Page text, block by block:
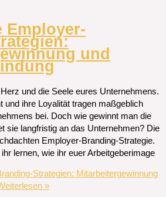
Employer-
und
und die Seele eures Unternehmens.
und ihre Loyalität tragen maßgeblich
bei. Doch wie gewinnt man die
sie langfristig an das Unternehmen? Die
Employer-Branding-Strategie.
lernen, wie ihr euer Arbeitgeberimage
Strategien: Mitarbeitergewinnung
»